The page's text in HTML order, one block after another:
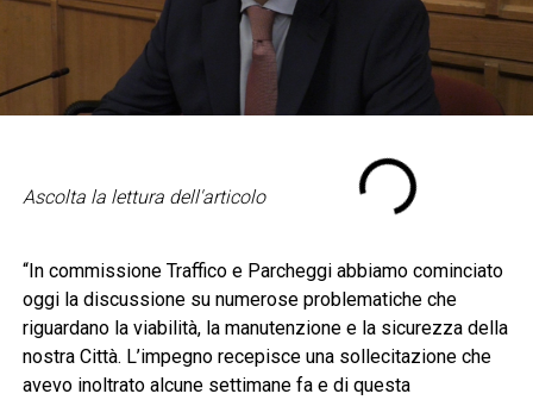
Ascolta la lettura dell'articolo
“In commissione Traffico e Parcheggi abbiamo cominciato
oggi la discussione su numerose problematiche che
riguardano la viabilità, la manutenzione e la sicurezza della
nostra Città. L’impegno recepisce una sollecitazione che
avevo inoltrato alcune settimane fa e di questa